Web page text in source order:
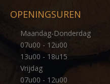
OPENINGSUREN
Maandag-Donderdag
07u00 - 12u00
13u00 - 18u15
Vrijdag
07u00 - 12u00